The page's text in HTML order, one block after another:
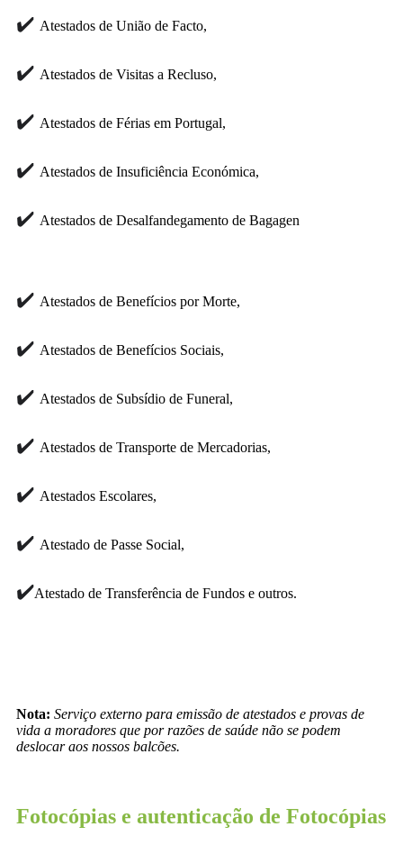
✔️ Atestados de União de Facto,
✔️ Atestados de Visitas a Recluso,
✔️ Atestados de Férias em Portugal,
✔️ Atestados de Insuficiência Económica,
✔️ Atestados de Desalfandegamento de Bagagen
✔️ Atestados de Benefícios por Morte,
✔️ Atestados de Benefícios Sociais,
✔️ Atestados de Subsídio de Funeral,
✔️ Atestados de Transporte de Mercadorias,
✔️ Atestados Escolares,
✔️ Atestado de Passe Social,
✔️Atestado de Transferência de Fundos e outros.
Nota: Serviço externo para emissão de atestados e provas de
vida a moradores que por razões de saúde não se podem
deslocar aos nossos balcões.
Fotocópias e autenticação de Fotocópias